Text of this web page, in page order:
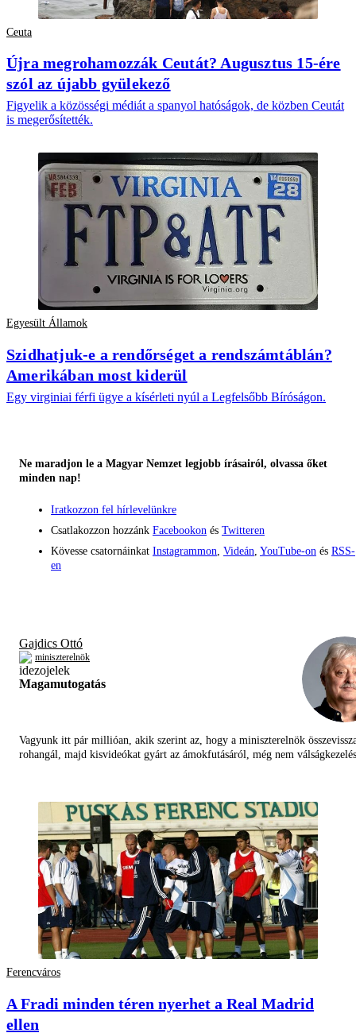
Ceuta
Újra megrohamozzák Ceutát? Augusztus 15-ére
szól az újabb gyülekező
Figyelik a közösségi médiát a spanyol hatóságok, de közben Ceutát
is megerősítették.
Egyesült Államok
Szidhatjuk-e a rendőrséget a rendszámtáblán?
Amerikában most kiderül
Egy virginiai férfi ügye a kísérleti nyúl a Legfelsőbb Bíróságon.
Ne maradjon le a Magyar Nemzet legjobb írásairól, olvassa őket
minden nap!
Iratkozzon fel hírlevelünkre
Csatlakozzon hozzánk Facebookon és Twitteren
Kövesse csatornáinkat Instagrammon Videán YouTube-on és RSS-
en
Gajdics Ottó
miniszterelnök
Magamutogatás
Vagyunk itt pár millióan, akik szerint az, hogy a miniszterelnök
rohangál, majd kisvideókat gyárt az ámokfutásáról, még nem
Ferencváros
A Fradi minden téren nyerhet a Real Madrid
ellen